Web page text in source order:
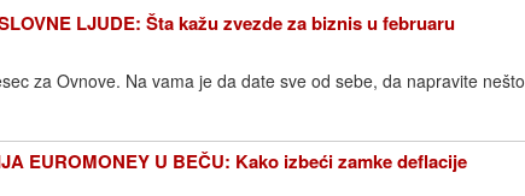
LJUDE: Šta kažu zvezde za biznis u februaru
za Ovnove. Na vama je da date sve od sebe, da napravite nešto
EUROMONEY U BEČU: Kako izbeći zamke deflacije